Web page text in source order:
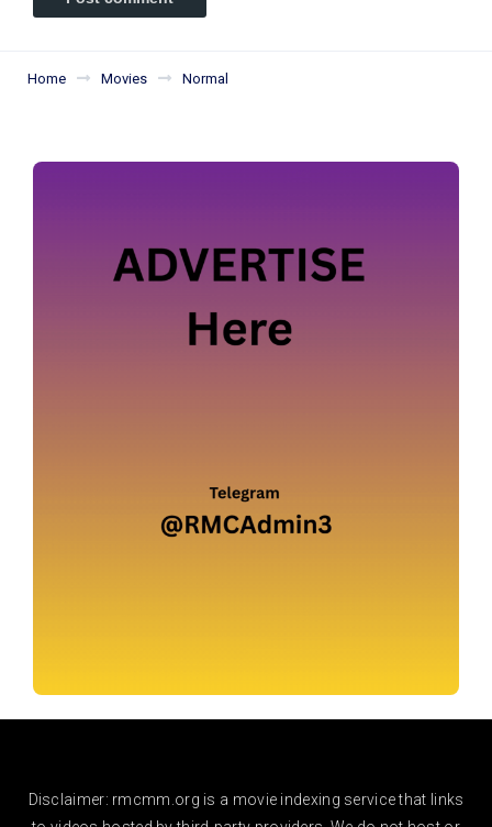
Home Movies Normal
Disclaimer: rmcmm.org is a movie indexing service that links